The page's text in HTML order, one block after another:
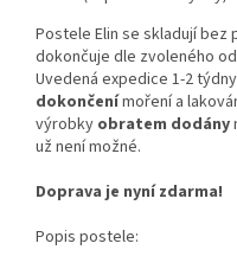
Postele Elin se skladují
dokončuje dle zvoleného
Uvedená expedice 1-2
dokončenímoření a
výrobky obratem dodány
už není možné.
Doprava je nyní zdarma!
Popis postele: